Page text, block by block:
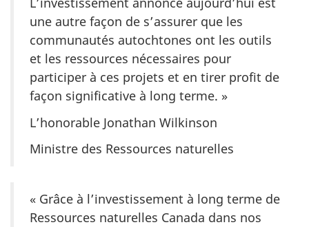
une autre façon de s’assurer que les
communautés autochtones ont les outils
et les ressources nécessaires pour
participer à ces projets et en tirer profit de
façon significative à long terme. »
L’honorable Jonathan Wilkinson
Ministre des Ressources naturelles
« Grâce à l’investissement à long terme de
Ressources naturelles Canada dans nos